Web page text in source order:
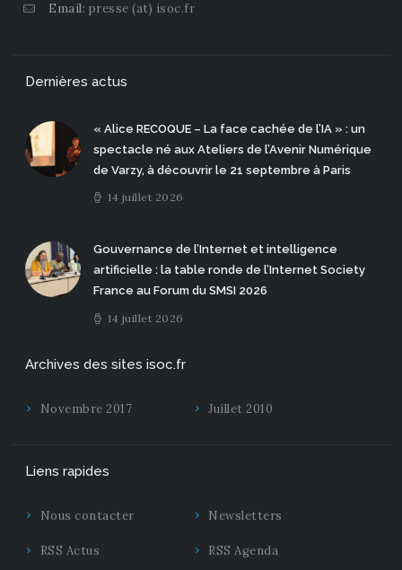
Email: presse (at) isoc.fr
Dernières actus
« Alice RECOQUE – La face cachée de l’IA » : un
spectacle né aux Ateliers de l’Avenir Numérique
de Varzy, à découvrir le 21 septembre à Paris
14 juillet 2026
Gouvernance de l’Internet et intelligence
artificielle : la table ronde de l’Internet Society
France au Forum du SMSI 2026
14 juillet 2026
Archives des sites isoc.fr
Novembre 2017 Juillet 2010
Liens rapides
Nous contacter Newsletters
RSS Actus RSS Agenda